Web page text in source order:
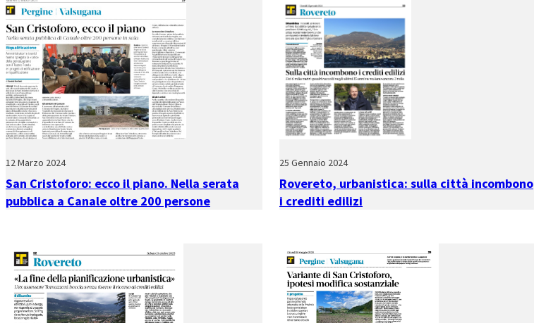
12 Marzo 2024
San Cristoforo: ecco il piano. Nella serata
pubblica a Canale oltre 200 persone
25 Gennaio 2024
Rovereto, urbanistica: sulla città incombono
i crediti edilizi